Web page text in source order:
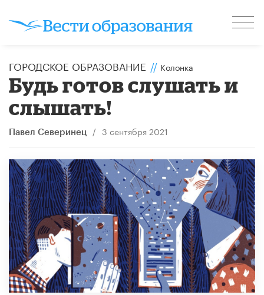
ГОРОДСКОЕ ОБРАЗОВАНИЕ // Колонка
Будь готов слушать и
слышать!
Павел Северинец / 3 сентября 2021